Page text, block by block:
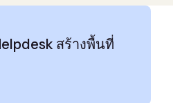
สร้างพื้นที่